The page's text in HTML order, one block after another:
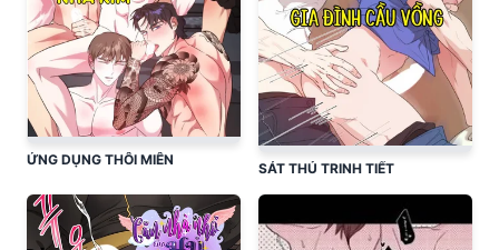
ỨNG DỤNG THÔI MIÊN
SÁT THỦ TRINH TIẾT